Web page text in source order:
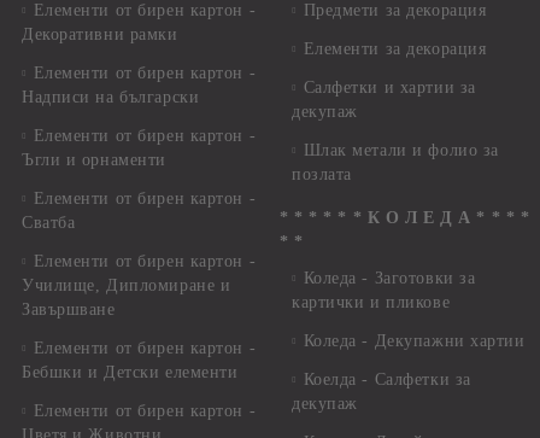
Елементи от бирен картон -
Декоративни рамки
Елементи от бирен картон -
Надписи на български
Елементи от бирен картон -
Ъгли и орнаменти
Елементи от бирен картон -
Сватба
Елементи от бирен картон -
Училище, Дипломиране и
Завършване
Елементи от бирен картон -
Бебшки и Детски елементи
Елементи от бирен картон -
Предмети за декорация
Елементи за декорация
Салфетки и хартии за
декупаж
Шлак метали и фолио за
позлата
* * * * * * К О Л Е Д А * * * *
* *
Коледа - Заготовки за
картички и пликове
Коледа - Декупажни хартии
Коелда - Салфетки за
декупаж